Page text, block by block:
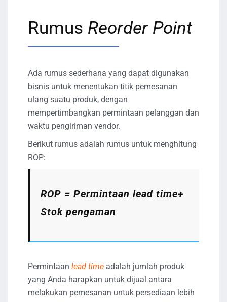
Rumus Reorder Point
Ada rumus sederhana yang dapat digunakan
bisnis untuk menentukan titik pemesanan
ulang suatu produk, dengan
mempertimbangkan permintaan pelanggan dan
waktu pengiriman vendor.
Berikut rumus adalah rumus untuk menghitung
ROP:
ROP = Permintaan lead time+
Stok pengaman
Permintaan lead time adalah jumlah produk
yang Anda harapkan untuk dijual antara
melakukan pemesanan untuk persediaan lebih